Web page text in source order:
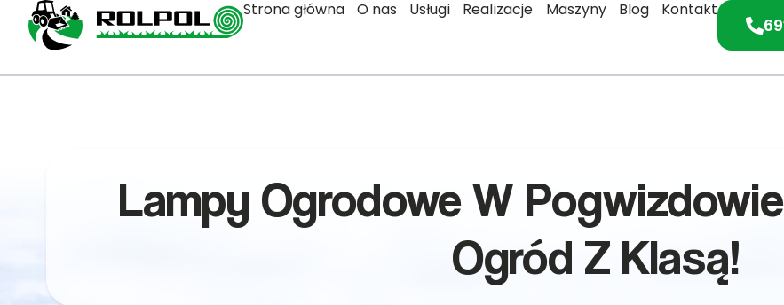
Strona główna O nas Usługi Realizacje Maszyny Blog Kontakt
Lampy Ogrodowe W
Ogród Z Klasą!